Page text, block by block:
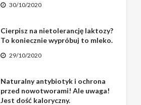
30/10/2020
Cierpisz na nietolerancję laktozy?
To koniecznie wypróbuj to mleko.
29/10/2020
Naturalny antybiotyk i ochrona
przed nowotworami! Ale uwaga!
Jest dość kaloryczny.